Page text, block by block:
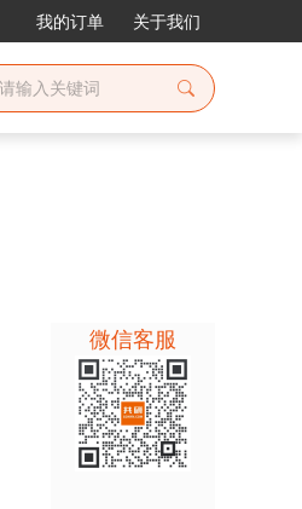
我的订单 关于我们
微信客服